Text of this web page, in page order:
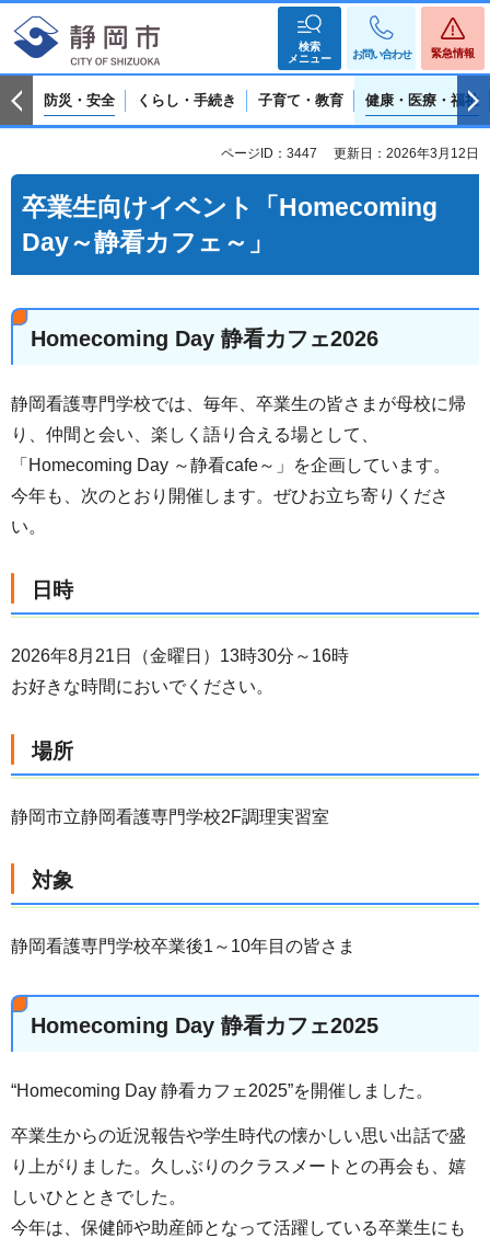
検索
メニュー
お問い合わせ 緊急情報
防災・安全 くらし・手続き 子育て・教育 健康・医療・福祉
ページID：3447 更新日：2026年3月12日
卒業生向けイベント「Homecoming
Day～静看カフェ～」
Homecoming Day 静看カフェ2026
静岡看護専門学校では、毎年、卒業生の皆さまが母校に帰
り、仲間と会い、楽しく語り合える場として、
「Homecoming Day ～静看cafe～」を企画しています。
今年も、次のとおり開催します。ぜひお立ち寄りくださ
い。
日時
2026年8月21日（金曜日）13時30分～16時
お好きな時間においでください。
場所
静岡市立静岡看護専門学校2F調理実習室
対象
静岡看護専門学校卒業後1～10年目の皆さま
Homecoming Day 静看カフェ2025
“Homecoming Day 静看カフェ2025”を開催しました。
卒業生からの近況報告や学生時代の懐かしい思い出話で盛
り上がりました。久しぶりのクラスメートとの再会も、嬉
しいひとときでした。
今年は、保健師や助産師となって活躍している卒業生にも